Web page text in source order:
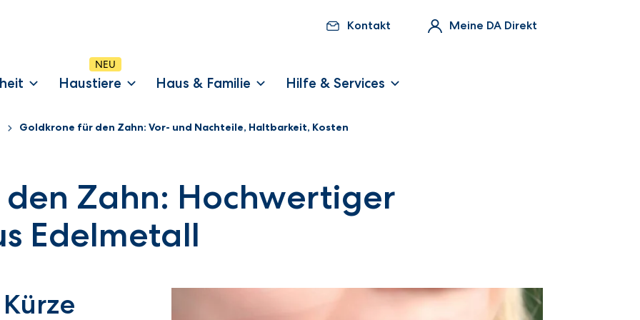
Kontakt Meine DA Direkt
Haustiere Haus & Familie Hilfe & Services
Goldkrone für den Zahn: Vor- und Nachteile, Haltbarkeit, Kosten
Zahn: Hochwertiger
Edelmetall